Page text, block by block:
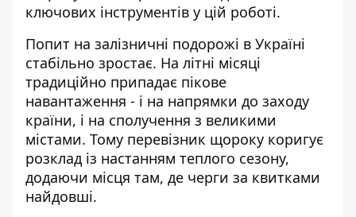
ключових інструментів у цій роботі.
Попит на залізничні подорожі в Україні
стабільно зростає. На літні місяці
традиційно припадає пікове
навантаження - і на напрямки до заходу
країни, і на сполучення з великими
містами. Тому перевізник щороку коригує
розклад із настанням теплого сезону,
додаючи місця там, де черги за квитками
найдовші.